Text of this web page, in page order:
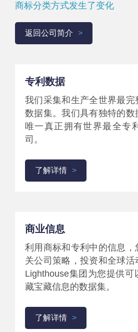
商标分类方式发生了变化
返回公司简介
专利数据
我们采集和生产全世界最完
数据集。我们具有独特的数
唯一真正拥有世界最全专
司。
了解详情
商业信息
利用商标和专利中的信息，
关公司策略，投资和全球活
Lighthouse集团为您提供可
藏宝藏信息的数据集。
了解详情